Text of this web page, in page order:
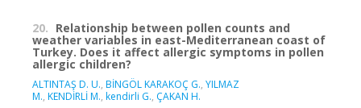
20. Relationship between pollen counts and
weather variables in east-Mediterranean coast of
Turkey. Does it affect allergic symptoms in pollen
allergic children?
ALTINTAŞ D. U., BİNGÖL KARAKOÇ G., YILMAZ
M., KENDİRLİ M., kendirli G., ÇAKAN H.